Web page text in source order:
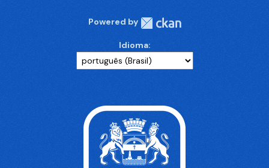
Powered by
Idioma